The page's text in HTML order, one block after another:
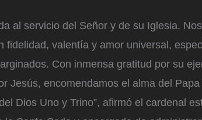
al servicio del Señor y de su Iglesia.
fidelidad, valentía y amor universal,
Con inmensa gratitud por su
Jesús, encomendamos el alma del Papa
Dios Uno y Trino”, afirmó el cardenal